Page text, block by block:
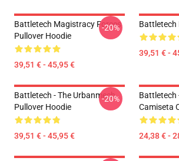
Battletech Magistracy Forces
Pullover Hoodie
39,51 € - 45,95 €
-20% Battletech
39,51 € -
Battletech - The Urbanmech
Pullover Hoodie
39,51 € - 45,95 €
-20%
Battletech
Camiseta
24,38 € -